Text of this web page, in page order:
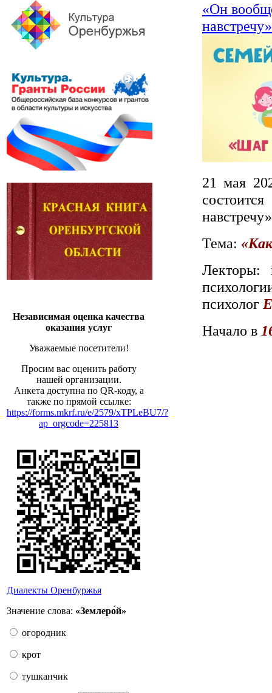
Независимая оценка качества
оказания услуг
Уважаемые посетители!
Просим вас оценить работу
нашей организации.
Анкета доступна по QR-коду, а
также по прямой ссылке:
https://forms.mkrf.ru/e/2579/xTPLeBU7/?
ap_orgcode=225813
Диалекты Оренбуржья
Значение слова: «Землеро́й»
огородник
крот
тушканчик
«Он
21 мая
Тема:
Лекторы:
психолог
Начало в